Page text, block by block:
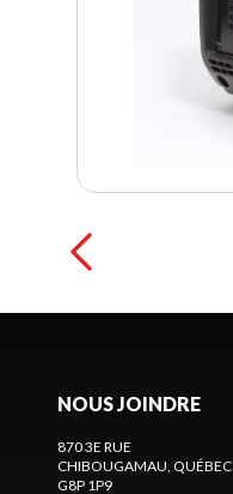
NOUS JOINDRE
870 3E RUE
CHIBOUGAMAU, QUÉBEC
G8P 1P9